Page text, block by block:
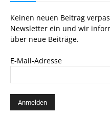
Keinen neuen Beitrag
Newsletter ein und wir
über neue Beiträge.
E-Mail-Adresse